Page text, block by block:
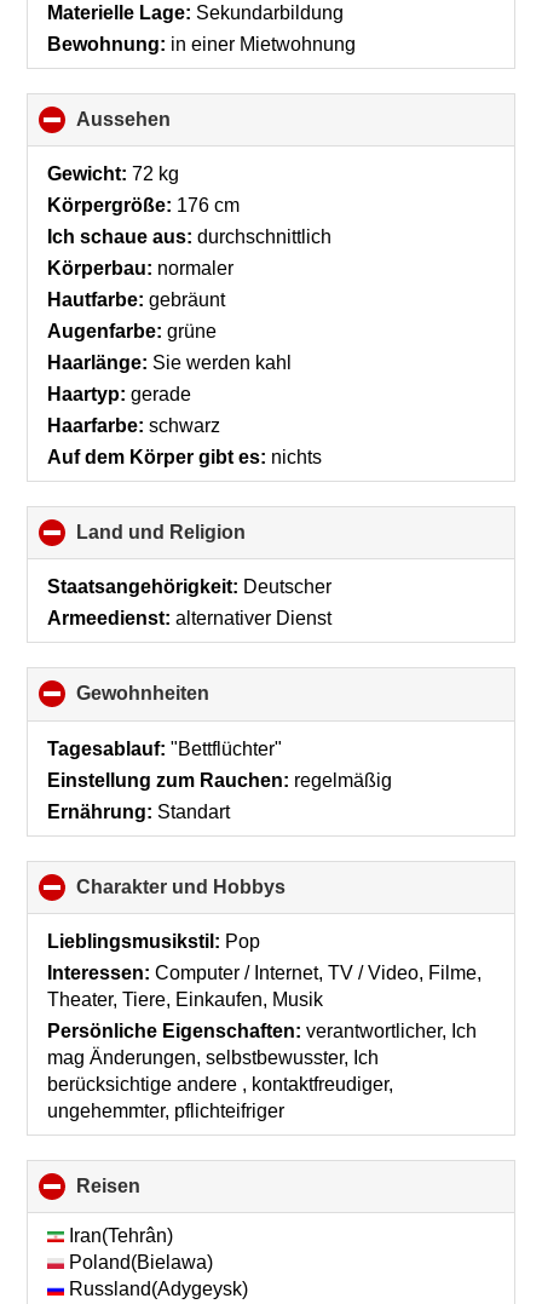
Materielle Lage: Sekundarbildung
Bewohnung: in einer Mietwohnung
Aussehen
to
collapse
Gewicht: 72 kg
Körpergröße: 176 cm
Ich schaue aus: durchschnittlich
Körperbau: normaler
Hautfarbe: gebräunt
Augenfarbe: grüne
Haarlänge: Sie werden kahl
Haartyp: gerade
Haarfarbe: schwarz
Auf dem Körper gibt es: nichts
Land und Religion
to
collapse
Staatsangehörigkeit: Deutscher
Armeedienst: alternativer Dienst
Gewohnheiten
to
collapse
Tagesablauf: "Bettflüchter"
Einstellung zum Rauchen: regelmäßig
Ernährung: Standart
Charakter und Hobbys
to
Lieblingsmusikstil: Pop
Interessen: Computer / Internet, TV / Video, Filme,
Theater, Tiere, Einkaufen, Musik
Persönliche Eigenschaften: verantwortlicher, Ich
mag Änderungen, selbstbewusster, Ich
berücksichtige andere , kontaktfreudiger,
ungehemmter, pflichteifriger
Reisen
to
collapse
contents
Iran(Tehrân)
Poland(Bielawa)
Russland(Adygeysk)